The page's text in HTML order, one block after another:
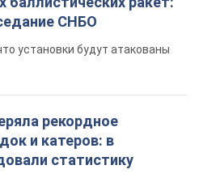
СНБО
установки будут атакованы
рекордное
и катеров: в
статистику